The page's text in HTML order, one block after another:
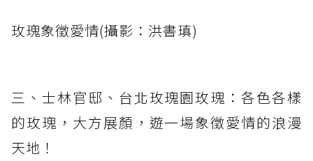
玫瑰象徵愛情(攝影：洪書瑱)
三、士林官邸、台北玫瑰園玫瑰：各色各樣
的玫瑰，大方展顏，遊一場象徵愛情的浪漫
天地！